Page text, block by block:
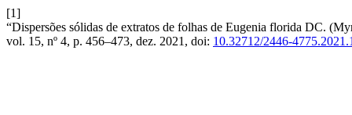
[1]
“Dispersões sólidas de extratos de folhas de Eugenia florida DC.
vol. 15, nº 4, p. 456–473, dez. 2021, doi: 10.32712/2446-